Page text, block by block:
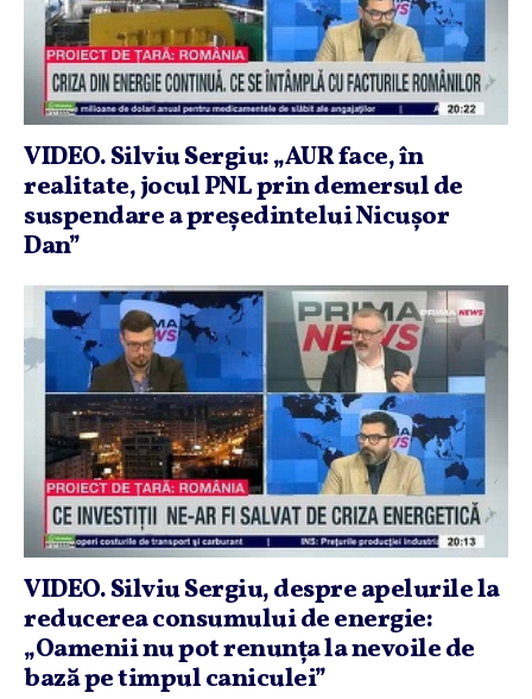
VIDEO. Silviu Sergiu: „AUR face, în
realitate, jocul PNL prin demersul de
suspendare a preşedintelui Nicuşor
Dan”
VIDEO. Silviu Sergiu, despre apelurile la
reducerea consumului de energie:
„Oamenii nu pot renunţa la nevoile de
bază pe timpul caniculei”